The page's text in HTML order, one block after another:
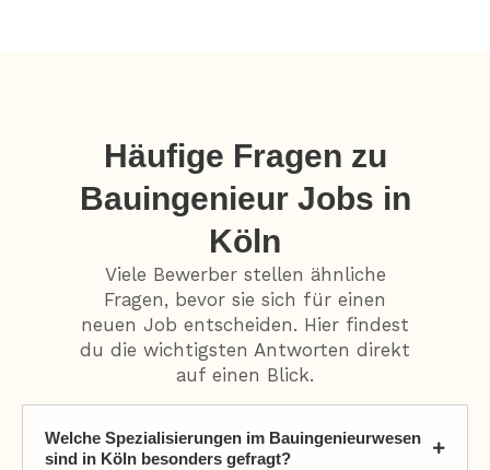
Welche Spezialisierungen im Bauingenieurwesen
sind in Köln besonders gefragt?
Häufige Fragen zu
Bauingenieur Jobs in
Köln
Viele Bewerber stellen ähnliche
Fragen, bevor sie sich für einen
neuen Job entscheiden. Hier findest
du die wichtigsten Antworten direkt
auf einen Blick.